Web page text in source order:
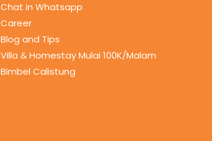
Chat in Whatsapp
Career
Blog and Tips
Villa & Homestay Mulai 100K/Malam
Bimbel Calistung